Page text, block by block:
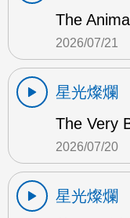
The
2026/07/21
星光燦爛
The Very
2026/07/20
星光燦爛